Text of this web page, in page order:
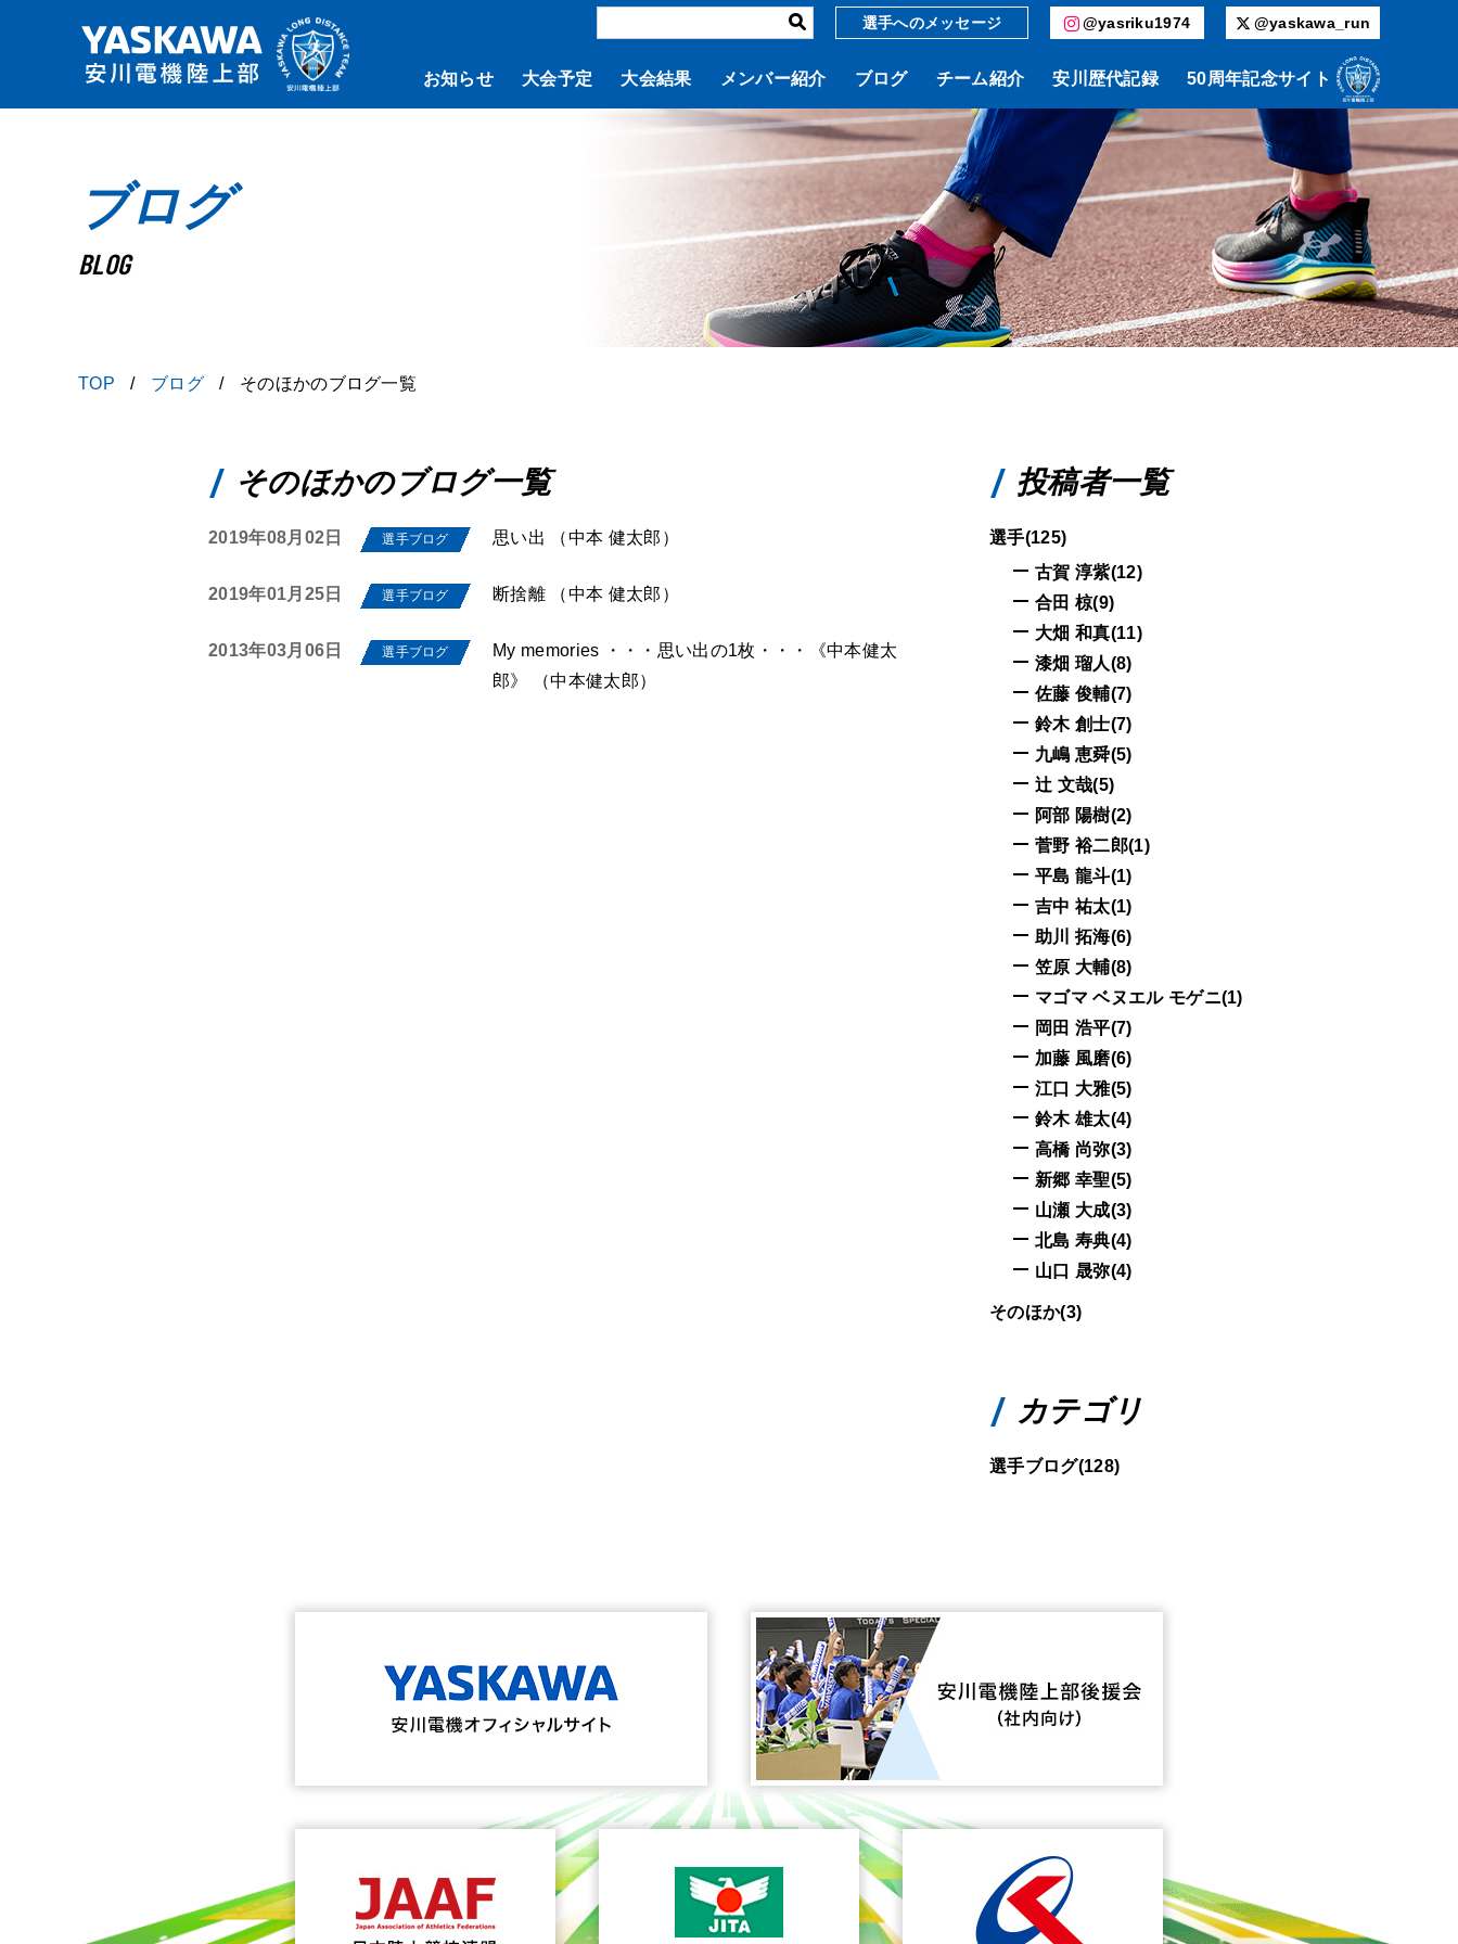
選手へのメッセージ @yasriku1974 @yaskawa_run
お知らせ 大会予定 大会結果 メンバー紹介 ブログ チーム紹介 安川歴代記録 50周年記念サイト
ブログ
BLOG
TOP ブログ そのほかのブログ一覧
そのほかのブログ一覧
2019年08月02日 選手ブログ 思い出 （中本 健太郎）
2019年01月25日 選手ブログ 断捨離 （中本 健太郎）
2013年03月06日 選手ブログ
My memories ・・・思い出の1枚・・・《中本健太
郎》 （中本健太郎）
投稿者一覧
選手(125)
古賀 淳紫(12)
合田 椋(9)
大畑 和真(11)
漆畑 瑠人(8)
佐藤 俊輔(7)
鈴木 創士(7)
九嶋 恵舜(5)
辻 文哉(5)
阿部 陽樹(2)
菅野 裕二郎(1)
平島 龍斗(1)
吉中 祐太(1)
助川 拓海(6)
笠原 大輔(8)
マゴマ ベヌエル モゲニ(1)
岡田 浩平(7)
加藤 風磨(6)
江口 大雅(5)
鈴木 雄太(4)
高橋 尚弥(3)
新郷 幸聖(5)
山瀬 大成(3)
北島 寿典(4)
山口 晟弥(4)
そのほか(3)
カテゴリ
選手ブログ(128)